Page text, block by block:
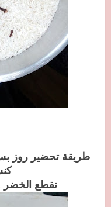
طريقة تحضير روز
نقطع الخضر